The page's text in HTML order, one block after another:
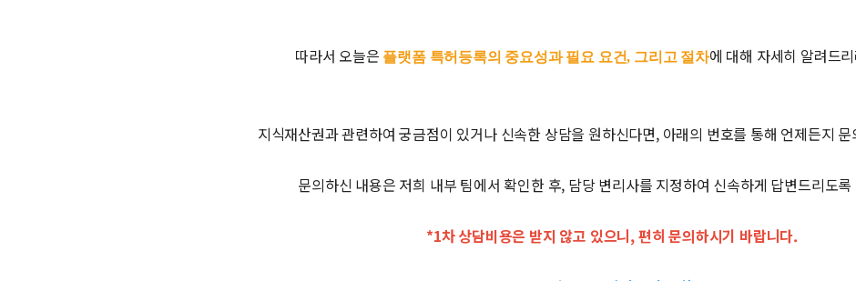
따라서 오늘은 플랫폼 특허등록의 중요성과 필요 요건, 그리고 절차에 대해 자세히 알려드
지식재산권과 관련하여 궁금점이 있거나 신속한 상담을 원하신다면, 아래의 번호를 통해 언제든지
문의하신 내용은 저희 내부 팀에서 확인한 후, 담당 변리사를 지정하여 신속하게 답변드리도
*1차 상담비용은 받지 않고 있으니, 편히 문의하시기 바랍니다.